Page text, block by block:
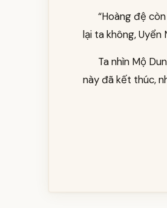
“Hoàng đệ
lại ta không, Uyển
Ta nhìn Mộ
này đã kết thúc,